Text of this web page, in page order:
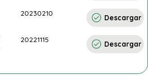
20230210
Descargar
20221115
Descargar